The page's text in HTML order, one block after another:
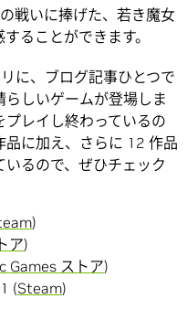
戦いに捧げた、若き魔女
ることができます。
に、ブログ記事ひとつで
しいゲームが登場しま
レイし終わっているの
に加え、さらに 12 作品
るので、ぜひチェック
)
ア)
Games ストア)
(Steam)